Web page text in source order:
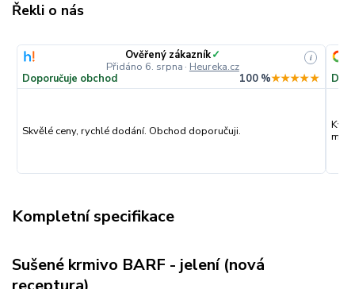
Řekli o nás
Ověřený zákazník✓
Přidáno 6. srpna · Heureka.cz
i
Doporučuje obchod 100 %★★★★★
Skvělé ceny, rychlé dodání. Obchod doporučuji.
Kompletní specifikace
Sušené krmivo BARF - jelení (nová